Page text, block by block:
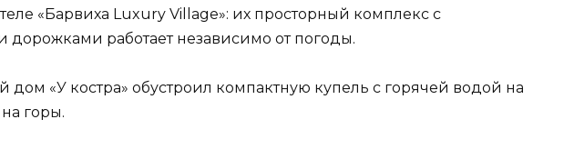
«Барвиха Luxury Village»: их просторный комплекс с
работает независимо от погоды.
дом «У костра» обустроил компактную купель с горячей водой на
горы.